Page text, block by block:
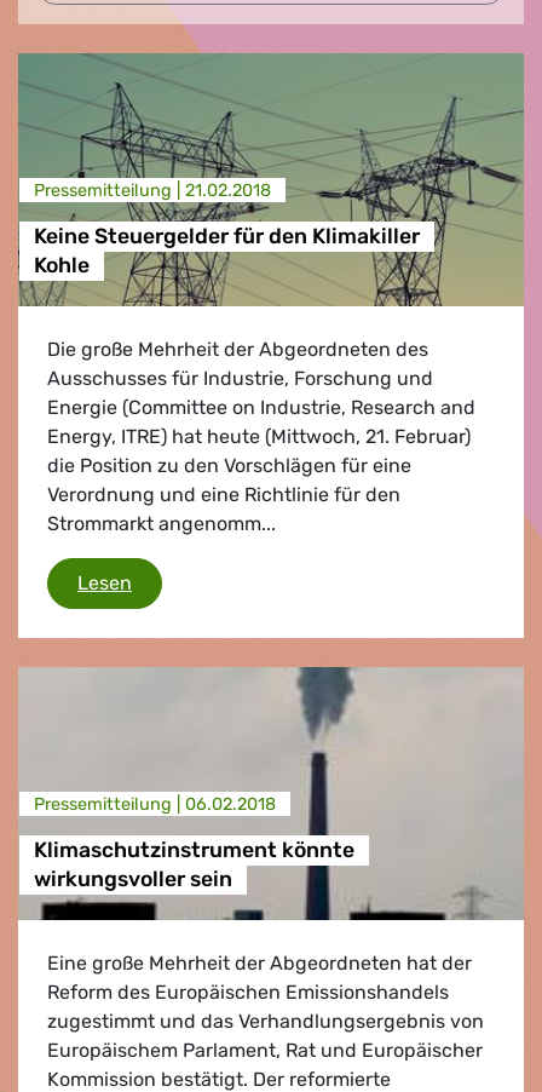
Presse­mitteilung | 21.02.2018
Keine Steuergelder für den Klimakiller
Kohle
Die große Mehrheit der Abgeordneten des
Ausschusses für Industrie, Forschung und
Energie (Committee on Industrie, Research and
Energy, ITRE) hat heute (Mittwoch, 21. Februar)
die Position zu den Vorschlägen für eine
Verordnung und eine Richtlinie für den
Strommarkt angenomm...
Lesen Keine Steuergelder für den Klimakiller Kohle
Presse­mitteilung | 06.02.2018
Klimaschutzinstrument könnte
wirkungsvoller sein
Eine große Mehrheit der Abgeordneten hat der
Reform des Europäischen Emissionshandels
zugestimmt und das Verhandlungsergebnis von
Europäischem Parlament, Rat und Europäischer
Kommission bestätigt. Der reformierte